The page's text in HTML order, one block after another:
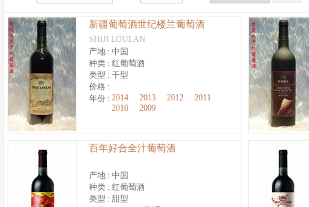
新疆葡萄酒世纪楼兰葡萄酒
SHIJI LOULAN
产地 : 中国
种类 : 红葡萄酒
类型 : 干型
价格 :
年份 : 2014 2013 2012
2011
2010
2009
百年好合全汁葡萄酒
产地 : 中国
种类 : 红葡萄酒
类型 : 甜型